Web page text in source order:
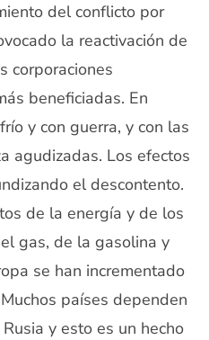
del conflicto por
la reactivación de
corporaciones
beneficiadas. En
y con guerra, y con las
agudizadas. Los efectos
el descontento.
de la energía y de los
gas, de la gasolina y
se han incrementado
países dependen
y esto es un hecho